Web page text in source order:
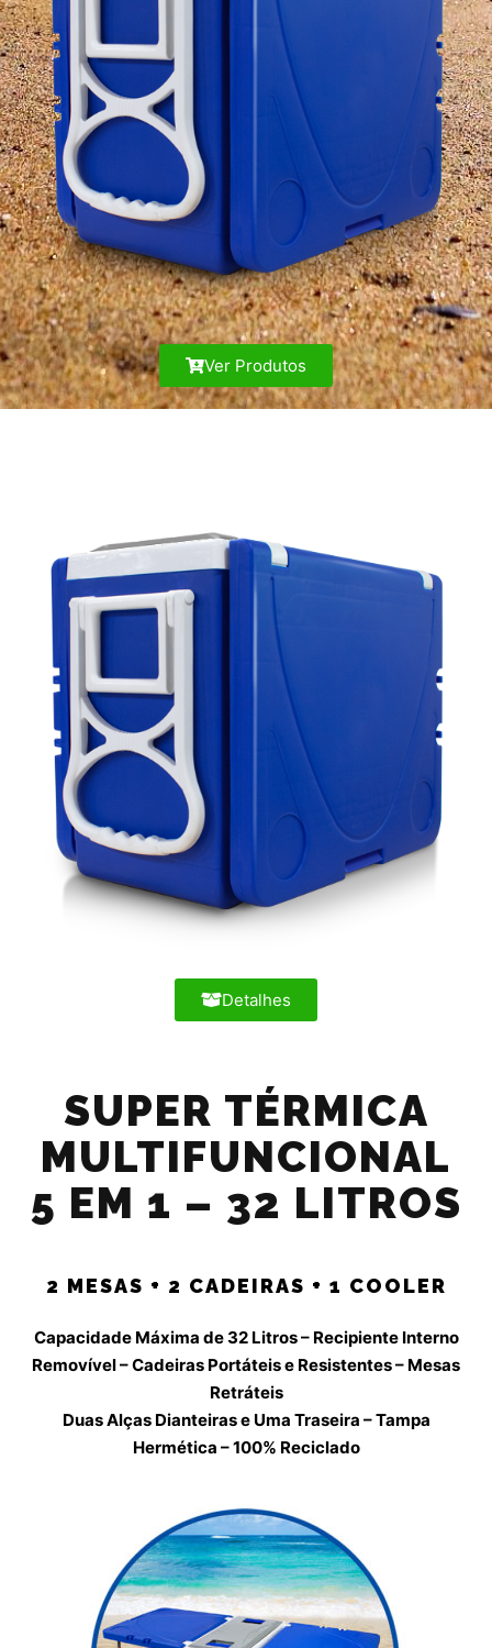
Ver Produtos
Detalhes
SUPER TÉRMICA
MULTIFUNCIONAL
5 EM 1 – 32 LITROS
2 MESAS + 2 CADEIRAS + 1 COOLER
Capacidade Máxima de 32 Litros – Recipiente Interno
Removível – Cadeiras Portáteis e Resistentes – Mesas
Retráteis
Duas Alças Dianteiras e Uma Traseira – Tampa
Hermética – 100% Reciclado